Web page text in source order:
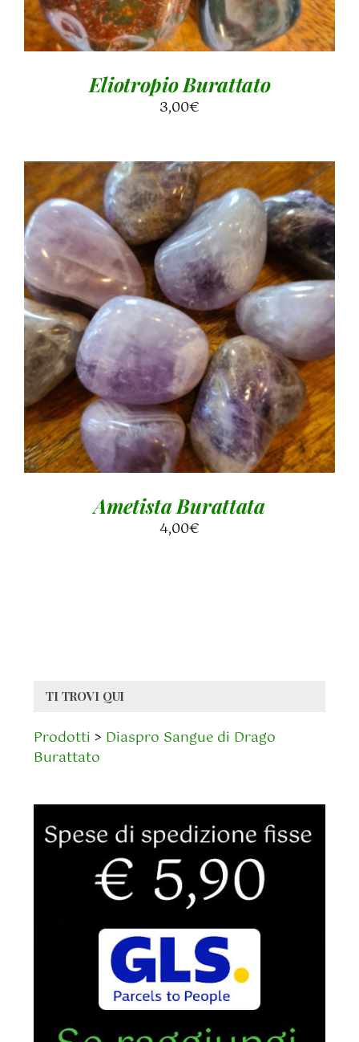
Eliotropio Burattato
3,00€
AGGIUNGI AL CARRELLO / DETTAGLI
Ametista Burattata
4,00€
TI TROVI QUI
Prodotti > Diaspro Sangue di Drago
Burattato